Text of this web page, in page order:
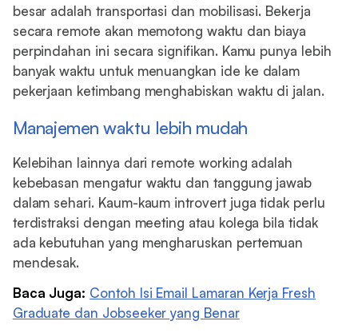
besar adalah transportasi dan mobilisasi. Bekerja
secara remote akan memotong waktu dan biaya
perpindahan ini secara signifikan. Kamu punya lebih
banyak waktu untuk menuangkan ide ke dalam
pekerjaan ketimbang menghabiskan waktu di jalan.
Manajemen waktu lebih mudah
Kelebihan lainnya dari remote working adalah
kebebasan mengatur waktu dan tanggung jawab
dalam sehari. Kaum-kaum introvert juga tidak perlu
terdistraksi dengan meeting atau kolega bila tidak
ada kebutuhan yang mengharuskan pertemuan
mendesak.
Baca Juga: Contoh Isi Email Lamaran Kerja Fresh
Graduate dan Jobseeker yang Benar